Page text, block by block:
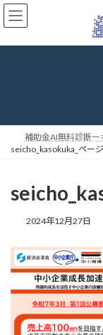
コ
ン
ン
ナ
ビ
ー
補助金AI無料診断ー
seicho_kasokuka_ペー
2024年12月27日